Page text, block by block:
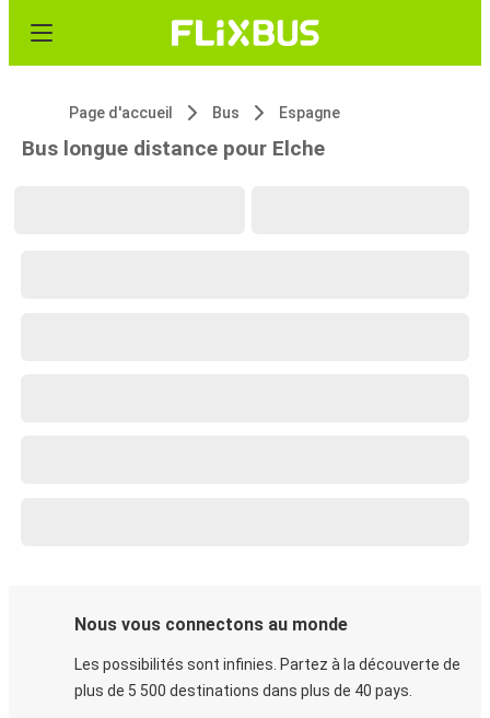
Page d'accueil Bus Espagne
Bus longue distance pour Elche
Nous vous connectons au monde
Les possibilités sont infinies. Partez à la découverte de
plus de 5 500 destinations dans plus de 40 pays.